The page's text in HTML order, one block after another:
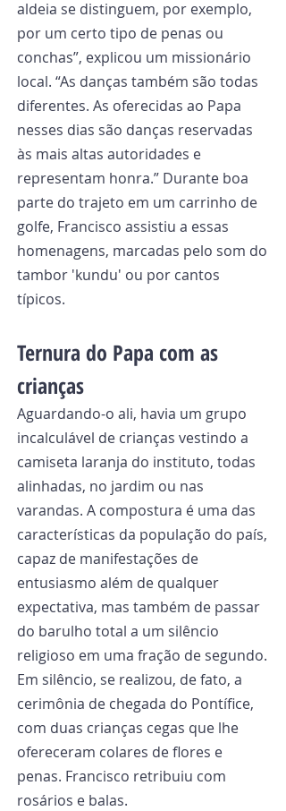
aldeia se distinguem, por exemplo,
por um certo tipo de penas ou
conchas”, explicou um missionário
local. “As danças também são todas
diferentes. As oferecidas ao Papa
nesses dias são danças reservadas
às mais altas autoridades e
representam honra.” Durante boa
parte do trajeto em um carrinho de
golfe, Francisco assistiu a essas
homenagens, marcadas pelo som do
tambor 'kundu' ou por cantos
típicos.
Ternura do Papa com as
crianças
Aguardando-o ali, havia um grupo
incalculável de crianças vestindo a
camiseta laranja do instituto, todas
alinhadas, no jardim ou nas
varandas. A compostura é uma das
características da população do país,
capaz de manifestações de
entusiasmo além de qualquer
expectativa, mas também de passar
do barulho total a um silêncio
religioso em uma fração de segundo.
Em silêncio, se realizou, de fato, a
cerimônia de chegada do Pontífice,
com duas crianças cegas que lhe
ofereceram colares de flores e
penas. Francisco retribuiu com
rosários e balas.